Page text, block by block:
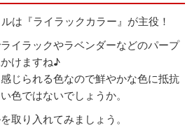
イラックやラベンダーなどのパープ
けますね♪
じられる色なので鮮やかな色に抵抗
色ではないでしょうか。
取り入れてみましょう。